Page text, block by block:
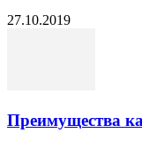
27.10.2019
Преимущества